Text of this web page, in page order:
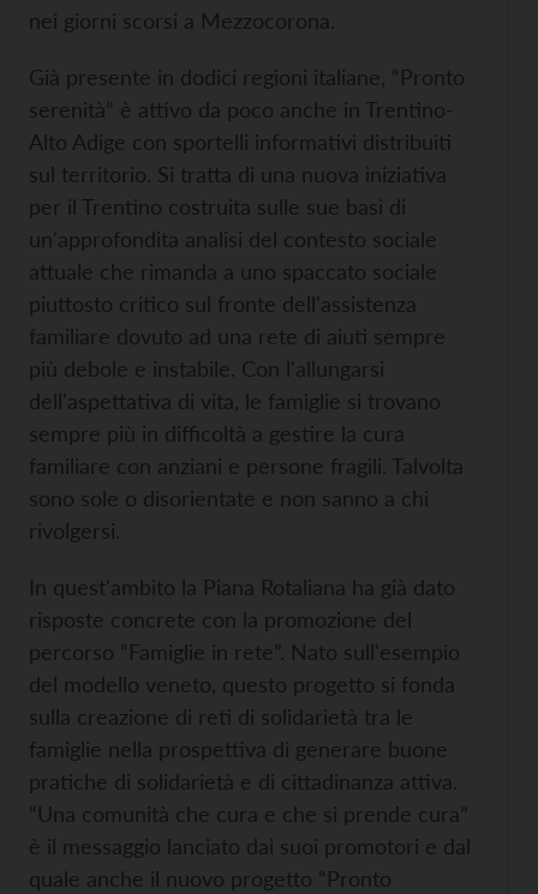
nei giorni scorsi a Mezzocorona.
Già presente in dodici regioni italiane, “Pronto
serenità” è attivo da poco anche in Trentino-
Alto Adige con sportelli informativi distribuiti
sul territorio. Si tratta di una nuova iniziativa
per il Trentino costruita sulle sue basi di
un'approfondita analisi del contesto sociale
attuale che rimanda a uno spaccato sociale
piuttosto critico sul fronte dell'assistenza
familiare dovuto ad una rete di aiuti sempre
più debole e instabile. Con l'allungarsi
dell'aspettativa di vita, le famiglie si trovano
sempre più in difficoltà a gestire la cura
familiare con anziani e persone fragili. Talvolta
sono sole o disorientate e non sanno a chi
rivolgersi.
In quest'ambito la Piana Rotaliana ha già dato
risposte concrete con la promozione del
percorso “Famiglie in rete”. Nato sull'esempio
del modello veneto, questo progetto si fonda
sulla creazione di reti di solidarietà tra le
famiglie nella prospettiva di generare buone
pratiche di solidarietà e di cittadinanza attiva.
“Una comunità che cura e che si prende cura”
è il messaggio lanciato dai suoi promotori e dal
quale anche il nuovo progetto “Pronto